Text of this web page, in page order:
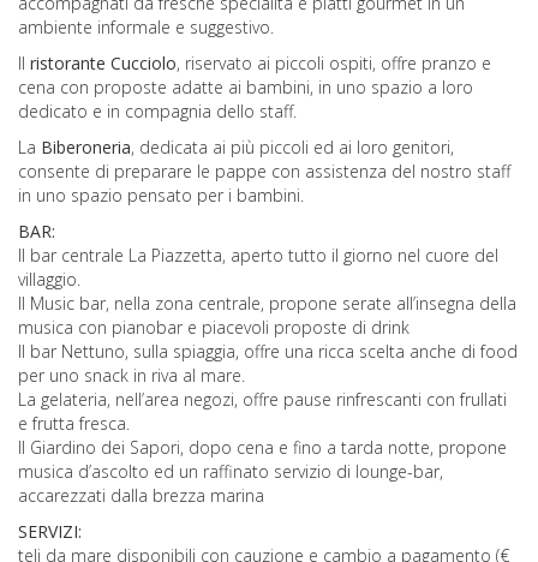
ambiente informale e suggestivo.
Il ristorante Cucciolo, riservato ai piccoli ospiti, offre pranzo e
cena con proposte adatte ai bambini, in uno spazio a loro
dedicato e in compagnia dello staff.
La Biberoneria, dedicata ai più piccoli ed ai loro genitori,
consente di preparare le pappe con assistenza del nostro staff
in uno spazio pensato per i bambini.
BAR:
Il bar centrale La Piazzetta, aperto tutto il giorno nel cuore del
villaggio.
Il Music bar, nella zona centrale, propone serate all’insegna della
musica con pianobar e piacevoli proposte di drink
Il bar Nettuno, sulla spiaggia, offre una ricca scelta anche di food
per uno snack in riva al mare.
La gelateria, nell’area negozi, offre pause rinfrescanti con frullati
e frutta fresca.
Il Giardino dei Sapori, dopo cena e fino a tarda notte, propone
musica d’ascolto ed un raffinato servizio di lounge-bar,
accarezzati dalla brezza marina
SERVIZI:
teli da mare disponibili con cauzione e cambio a pagamento (€